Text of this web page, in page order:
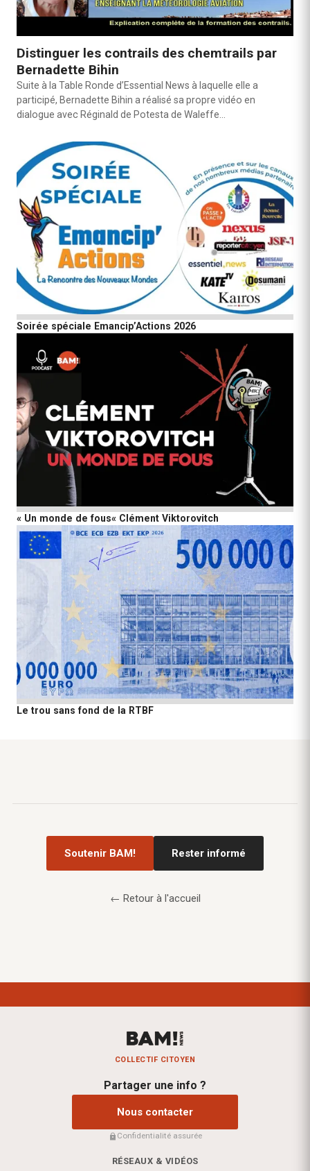
Distinguer les contrails des chemtrails par
Bernadette Bihin
Suite à la Table Ronde d’Essential News à laquelle elle a
participé, Bernadette Bihin a réalisé sa propre vidéo en
dialogue avec Réginald de Potesta de Waleffe…
Soirée spéciale Emancip’Actions 2026
« Un monde de fous« Clément Viktorovitch
Le trou sans fond de la RTBF
Soutenir BAM! Rester informé
← Retour à l'accueil
COLLECTIF CITOYEN
Partager une info ?
Nous contacter
Confidentialité assurée
RÉSEAUX & VIDÉOS